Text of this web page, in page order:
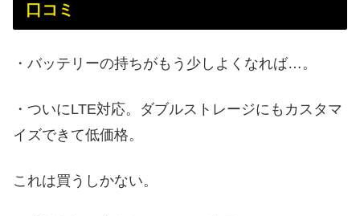
口コミ
・バッテリーの持ちがもう少しよくなれば…。
・ついにLTE対応。ダブルストレージにもカスタマ
イズできて低価格。
これは買うしかない。